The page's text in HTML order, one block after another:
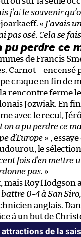
j’ai le souvenir
« J’avais
pas osé. Cela se
pu perdre ce
de Francis
Carnot –
craque en fin de
rencontre ferme
Jozwiak. En
avec le recul,
a pu perdre ce
d’Europe » ,
le
fois d’en mettre
pas. »
mais Roy Hodgson
0-4 à San
anglais.
à un but de
attractions de la